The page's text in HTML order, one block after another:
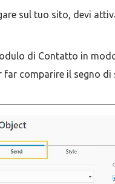
sul tuo sito, devi
di Contatto in
far comparire il segno